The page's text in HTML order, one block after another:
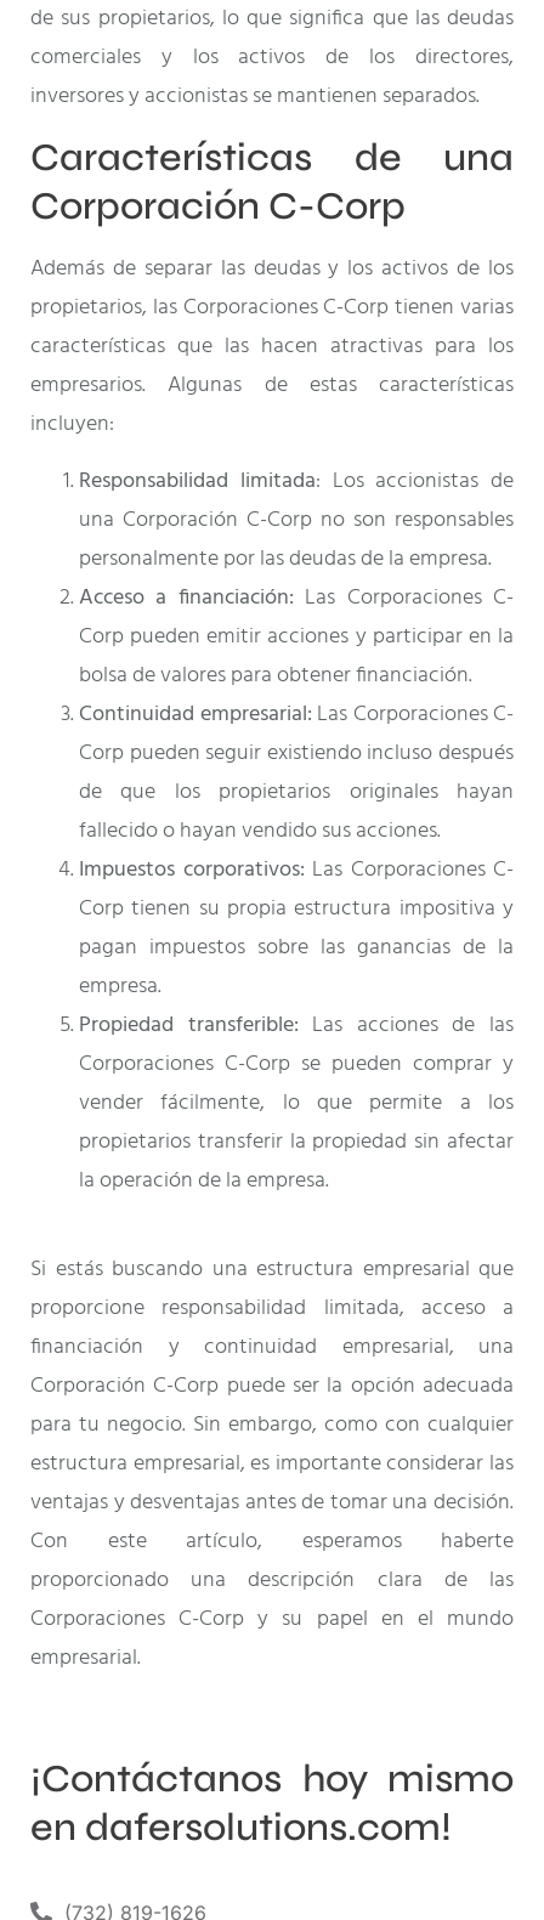
de sus propietarios, lo que significa que las deudas
comerciales y los activos de los directores,
inversores y accionistas se mantienen separados.
Características de una
Corporación C-Corp
Además de separar las deudas y los activos de los
propietarios, las Corporaciones C-Corp tienen varias
características que las hacen atractivas para los
empresarios. Algunas de estas características
incluyen:
Responsabilidad limitada: Los accionistas de
una Corporación C-Corp no son responsables
personalmente por las deudas de la empresa.
Acceso a financiación: Las Corporaciones C-
Corp pueden emitir acciones y participar en la
bolsa de valores para obtener financiación.
Continuidad empresarial: Las Corporaciones C-
Corp pueden seguir existiendo incluso después
de que los propietarios originales hayan
fallecido o hayan vendido sus acciones.
Impuestos corporativos: Las Corporaciones C-
Corp tienen su propia estructura impositiva y
pagan impuestos sobre las ganancias de la
empresa.
Propiedad transferible: Las acciones de las
Corporaciones C-Corp se pueden comprar y
vender fácilmente, lo que permite a los
propietarios transferir la propiedad sin afectar
la operación de la empresa.
Si estás buscando una estructura empresarial que
proporcione responsabilidad limitada, acceso a
financiación y continuidad empresarial, una
Corporación C-Corp puede ser la opción adecuada
para tu negocio. Sin embargo, como con cualquier
estructura empresarial, es importante considerar las
ventajas y desventajas antes de tomar una decisión.
Con este artículo, esperamos haberte
proporcionado una descripción clara de las
Corporaciones C-Corp y su papel en el mundo
empresarial.
¡Contáctanos hoy mismo
en dafersolutions.com!
(732) 819-1626